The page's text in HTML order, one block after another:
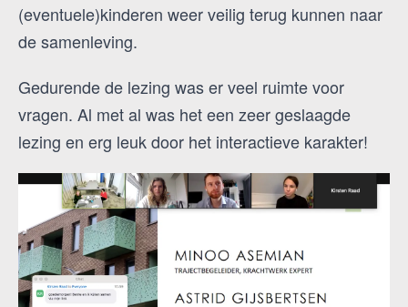
(eventuele)kinderen weer veilig terug kunnen naar
de samenleving.
Gedurende de lezing was er veel ruimte voor
vragen. Al met al was het een zeer geslaagde
lezing en erg leuk door het interactieve karakter!